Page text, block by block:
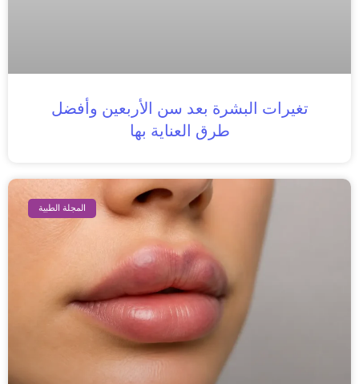
تغيرات البشرة بعد سن الأربعين وأفضل
طرق العناية بها
المجلة الطبية